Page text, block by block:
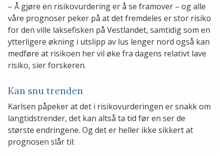
– Å gjøre en risikovurdering er å se framover – og alle
våre prognoser peker på at det fremdeles er stor risiko
for den ville laksefisken på Vestlandet, samtidig som en
ytterligere økning i utslipp av lus lenger nord også kan
medføre at risikoen her vil øke fra dagens relativt lave
risiko, sier forskeren.
Kan snu trenden
Karlsen påpeker at det i risikovurderingen er snakk om
langtidstrender, det kan altså ta tid før en ser de
største endringene. Og det er heller ikke sikkert at
prognosen slår til: